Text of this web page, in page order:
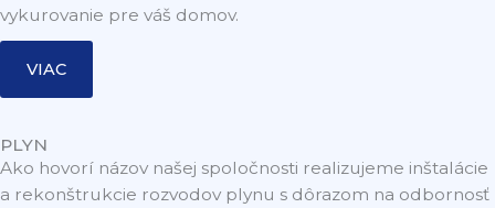
vykurovanie pre váš domov.
VIAC
PLYN
Ako hovorí názov našej spoločnosti realizujeme inštalácie
a rekonštrukcie rozvodov plynu s dôrazom na odbornosť